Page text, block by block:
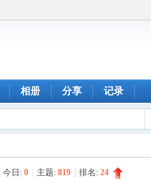
相册 分享 记录
今日:0 主题:819 排名:24